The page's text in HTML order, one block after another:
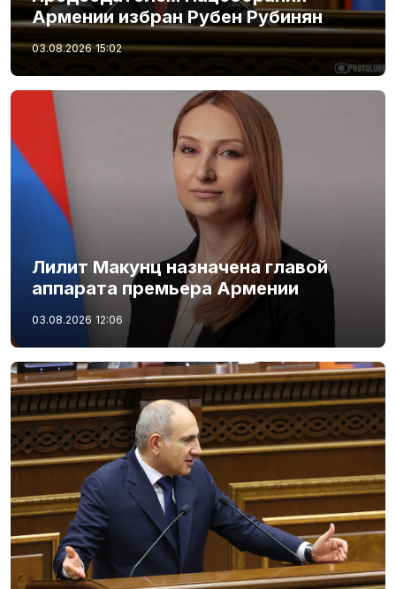
Армении избран Рубен Рубинян
03.08.2026 15:02
Лилит Макунц назначена главой
аппарата премьера Армении
03.08.2026 12:06